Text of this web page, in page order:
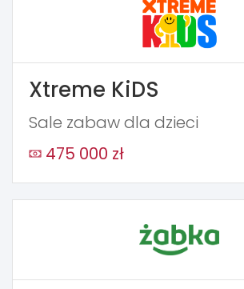
Xtreme KiDS
Sale zabaw dla dzieci
475 000 zł